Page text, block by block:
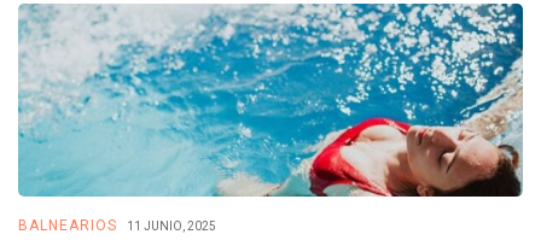
BALNEARIOS 11 JUNIO, 2025